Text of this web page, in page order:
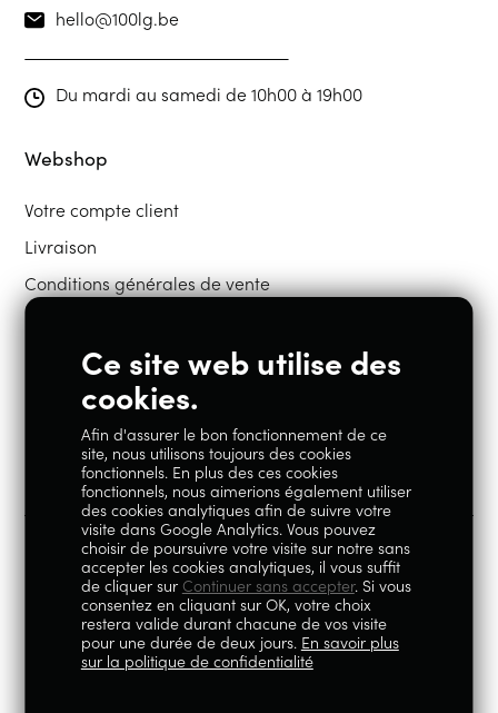
hello@100lg.be
Du mardi au samedi de 10h00 à 19h00
Webshop
Votre compte client
Livraison
Conditions générales de vente
Restons en contact
Instagram Facebook
100% Liégeois est un concept de la société Geoby SRL, TVA
BE0759.717.658, sise Avenue Reine Elisabeth 5 à 4020 Liège.
© 2026
Mentions légales |
Politique de
Ce site web utilise des
cookies.
Afin d'assurer le bon fonctionnement de ce
site, nous utilisons toujours des cookies
fonctionnels. En plus des ces cookies
fonctionnels, nous aimerions également utiliser
des cookies analytiques afin de suivre votre
visite dans Google Analytics. Vous pouvez
choisir de poursuivre votre visite sur notre sans
accepter les cookies analytiques, il vous suffit
de cliquer sur Continuer sans accepter. Si vous
consentez en cliquant sur OK, votre choix
restera valide durant chacune de vos visite
pour une durée de deux jours. En savoir plus
sur la politique de confidentialité